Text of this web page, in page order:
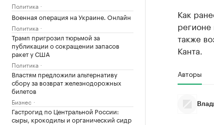
Политика
Военная операция на Украине. Онлайн
Политика
Трамп пригрозил тюрьмой за
публикации о сокращении запасов
ракет у США
Политика
Властям предложили альтернативу
сбору за возврат железнодорожных
билетов
Бизнес
Гастрогид по Центральной России:
сыры, крокодилы и органический сидр
Как
регионе
также
Канта.
Авторы